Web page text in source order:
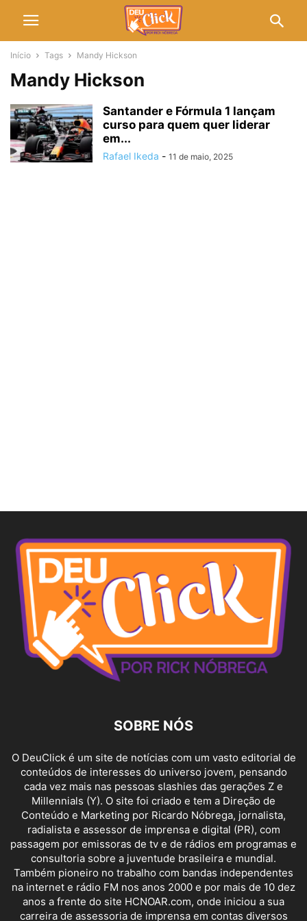
Início Tags Mandy Hickson
Mandy Hickson
Santander e Fórmula 1 lançam
curso para quem quer liderar
em...
Rafael Ikeda - 11 de maio, 2025
SOBRE NÓS
O DeuClick é um site de notícias com um vasto editorial de
conteúdos de interesses do universo jovem, pensando
cada vez mais nas pessoas slashies das gerações Z e
Millennials (Y). O site foi criado e tem a Direção de
Conteúdo e Marketing por Ricardo Nóbrega, jornalista,
radialista e assessor de imprensa e digital (PR), com
passagem por emissoras de tv e de rádios em programas e
consultoria sobre a juventude brasileira e mundial.
Também pioneiro no trabalho com bandas independentes
na internet e rádio FM nos anos 2000 e por mais de 10 dez
anos a frente do site HCNOAR.com, onde iniciou a sua
carreira de assessoria de imprensa em contas diversos